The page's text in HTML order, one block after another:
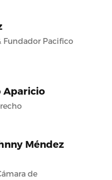
Fundador Pacifico
Aparicio
Méndez
de